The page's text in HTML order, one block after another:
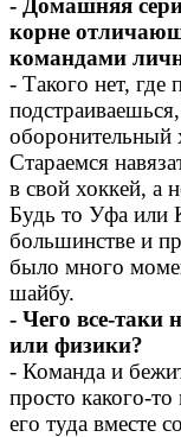
- Домашняя
корне
командами
- Такого нет,
оборонительный
Стараемся
в свой хоккей, а
Будь то Уфа или
большинстве и
было много
шайбу.
- Чего все-таки
или физики?
- Команда и
просто какого-то
его туда вместе